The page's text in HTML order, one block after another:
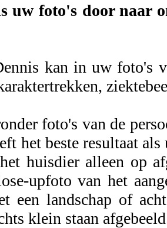
uw foto's door naar
kan in uw foto's
foto's van de
het beste resultaat
huisdier alleen op
upfoto van het
een landschap of
klein staan